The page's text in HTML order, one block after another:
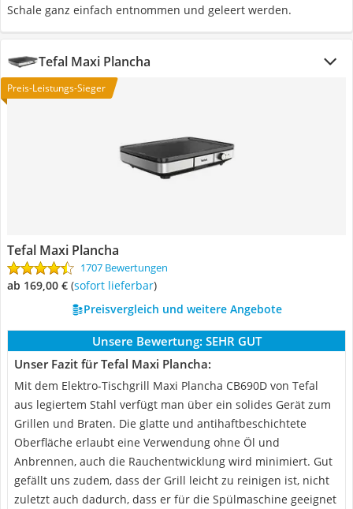
Schale ganz einfach entnommen und geleert werden.
Tefal Maxi Plancha
Preis-Leistungs-Sieger
Tefal Maxi Plancha
1707 Bewertungen
ab 169,00 € ( Sofort lieferbar)
Preisvergleich und weitere Angebote
Unsere Bewertung: SEHR GUT
Unser Fazit für Tefal Maxi Plancha:
Mit dem Elektro-Tischgrill Maxi Plancha CB690D von Tefal
aus legiertem Stahl verfügt man über ein solides Gerät zum
Grillen und Braten. Die glatte und antihaftbeschichtete
Oberfläche erlaubt eine Verwendung ohne Öl und
Anbrennen, auch die Rauchentwicklung wird minimiert. Gut
gefällt uns zudem, dass der Grill leicht zu reinigen ist, nicht
zuletzt auch dadurch, dass er für die Spülmaschine geeignet